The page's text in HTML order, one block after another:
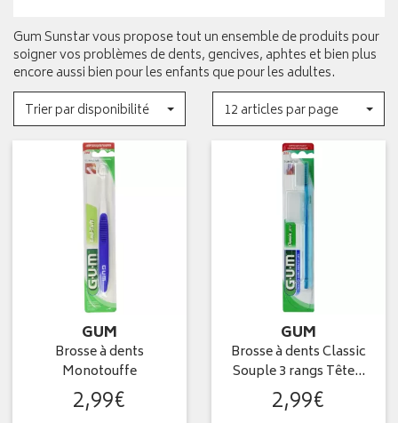
Gum Sunstar vous propose tout un ensemble de produits pour
soigner vos problèmes de dents, gencives, aphtes et bien plus
encore aussi bien pour les enfants que pour les adultes.
Trier par disponibilité
12 articles par page
GUM
Brosse à dents
Monotouffe
2,99€
GUM
Brosse à dents Classic
Souple 3 rangs Tête…
2,99€